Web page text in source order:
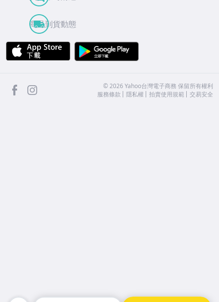
商品到貨動態
APP Store
facebook ©2026 Yahoo台灣電子商務 保留所有權利
服務條款
隱私權 拍賣使用規範 交易安全